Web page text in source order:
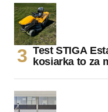
Test STIGA
kosiarka to za